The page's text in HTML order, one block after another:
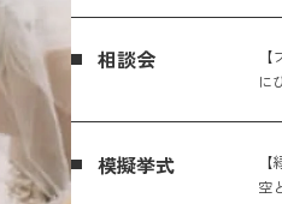
相談会
に
模擬挙式
空